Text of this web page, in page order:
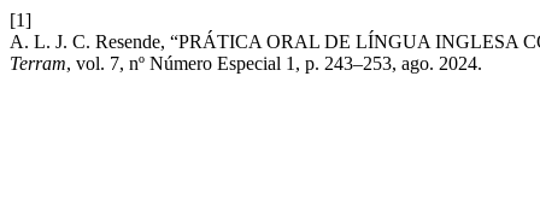
[1]
A. L. J. C. Resende, “PRÁTICA ORAL DE LÍNGUA
Terram, vol. 7, nº Número Especial 1, p. 243–253, ago. 2024.